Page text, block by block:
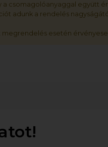
a csomagolóanyaggal együtt
adunk a rendelés
megrendelés esetén